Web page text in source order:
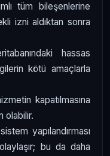
tüm bileşenlerine
izni aldıktan sonra
hassas
kötü amaçlarla
kapatılmasına
olabilir.
yapılandırması
bu da daha